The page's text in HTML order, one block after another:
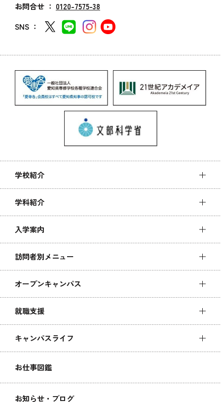
お問合せ ： 0120-7575-38
SNS ：
学校紹介
学科紹介
入学案内
訪問者別メニュー
オープンキャンパス
就職支援
キャンパスライフ
お仕事図鑑
お知らせ・ブログ